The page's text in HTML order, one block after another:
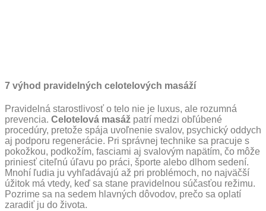
7 výhod pravidelných celotelových masáží
Pravidelná starostlivosť o telo nie je luxus, ale rozumná
prevencia. Celotelová masáž patrí medzi obľúbené
procedúry, pretože spája uvoľnenie svalov, psychický oddych
aj podporu regenerácie. Pri správnej technike sa pracuje s
pokožkou, podkožím, fasciami aj svalovým napätím, čo môže
priniesť citeľnú úľavu po práci, športe alebo dlhom sedení.
Mnohí ľudia ju vyhľadávajú až pri problémoch, no najväčší
úžitok má vtedy, keď sa stane pravidelnou súčasťou režimu.
Pozrime sa na sedem hlavných dôvodov, prečo sa oplatí
zaradiť ju do života.